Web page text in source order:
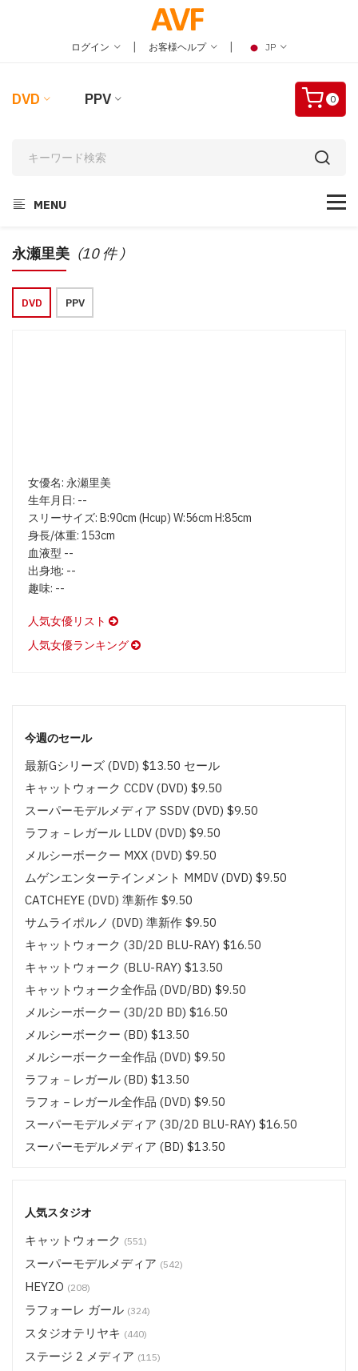
ログイン | お客様ヘルプ | JP
DVD PPV 0
MENU
永瀬里美 (10 件 )
DVD PPV
女優名: 永瀬里美
生年月日: --
スリーサイズ: B:90cm (Hcup) W:56cm H:85cm
身長/体重: 153cm
血液型 --
出身地: --
趣味: --
人気女優リスト
人気女優ランキング
今週のセール
最新Gシリーズ (DVD) $13.50 セール
キャットウォーク CCDV (DVD) $9.50
スーパーモデルメディア SSDV (DVD) $9.50
ラフォ－レガール LLDV (DVD) $9.50
メルシーボークー MXX (DVD) $9.50
ムゲンエンターテインメント MMDV (DVD) $9.50
CATCHEYE (DVD) 準新作 $9.50
サムライポルノ (DVD) 準新作 $9.50
キャットウォーク (3D/2D BLU-RAY) $16.50
キャットウォーク (BLU-RAY) $13.50
キャットウォーク全作品 (DVD/BD) $9.50
メルシーボークー (3D/2D BD) $16.50
メルシーボークー (BD) $13.50
メルシーボークー全作品 (DVD) $9.50
ラフォ－レガール (BD) $13.50
ラフォ－レガール全作品 (DVD) $9.50
スーパーモデルメディア (3D/2D BLU-RAY) $16.50
スーパーモデルメディア (BD) $13.50
$16.50
ムゲンエンターテインメント全作品 (DVD/BD) $9.50
CATCHEYE (BD) $13.50
CATCHEYE その他 (DVD/BD) $9.50
サムライポルノ (BD) $13.50
サムライポルノ 全作品 (DVD/BD) $9.50
HEYZO (DVD) $14.50
人気スタジオ
キャットウォーク (551)
スーパーモデルメディア (542)
HEYZO (208)
ラフォーレ ガール (324)
スタジオテリヤキ (440)
ステージ 2 メディア (115)